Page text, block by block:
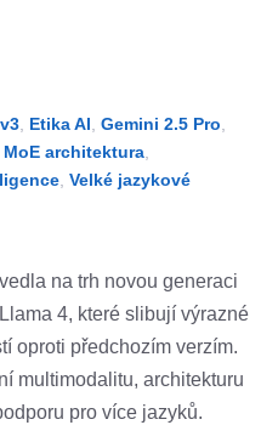
, Etika AI, Gemini 2.5 Pro,
MoE architektura,
, Velké jazykové
na trh novou generaci
4, které slibují výrazné
oproti předchozím verzím.
multimodalitu, architekturu
pro více jazyků.